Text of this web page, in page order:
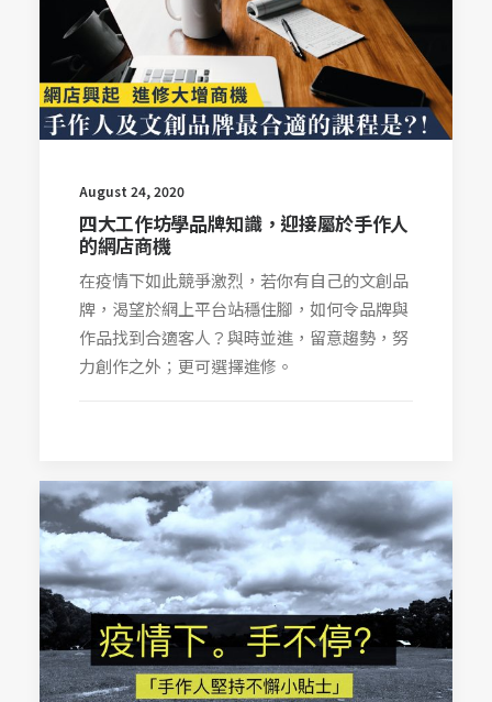
August 24, 2020
四大工作坊學品牌知識，迎接屬於手作人
的網店商機
在疫情下如此競爭激烈，若你有自己的文創品
牌，渴望於網上平台站穩住腳，如何令品牌與
作品找到合適客人？與時並進，留意趨勢，努
力創作之外；更可選擇進修。